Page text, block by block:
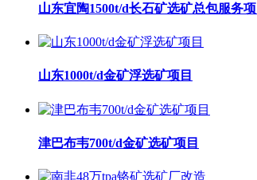
山东宜陶1500t/d长石矿选矿总包服务项
山东1000t/d金矿浮选矿项目
津巴布韦700t/d金矿选矿项目